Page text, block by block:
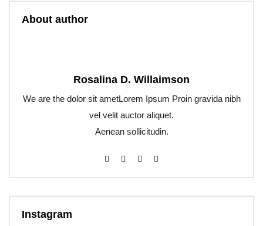
About author
Rosalina D. Willaimson
We are the dolor sit ametLorem Ipsum Proin gravida nibh
vel velit auctor aliquet.
Aenean sollicitudin.
Instagram